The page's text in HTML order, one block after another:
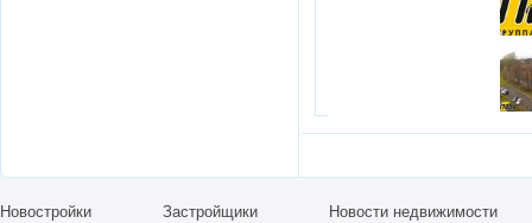
Новостройки Застройщики Новости недвижимости